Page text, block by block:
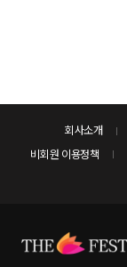
회사소개
비회원 이용정책